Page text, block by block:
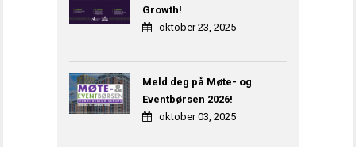
Growth!
oktober 23, 2025
Meld deg på Møte- og
Eventbørsen 2026!
oktober 03, 2025